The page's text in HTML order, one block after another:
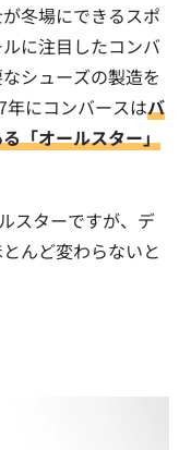
冬場にできるスポ
に注目したコンバ
シューズの製造を
にコンバースはバ
「オールスター」
スターですが、デ
んど変わらないと